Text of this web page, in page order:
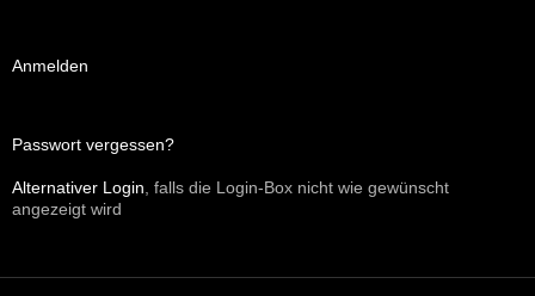
Anmelden
Passwort vergessen?
Alternativer Login , falls die Login-Box nicht wie gewünscht
angezeigt wird